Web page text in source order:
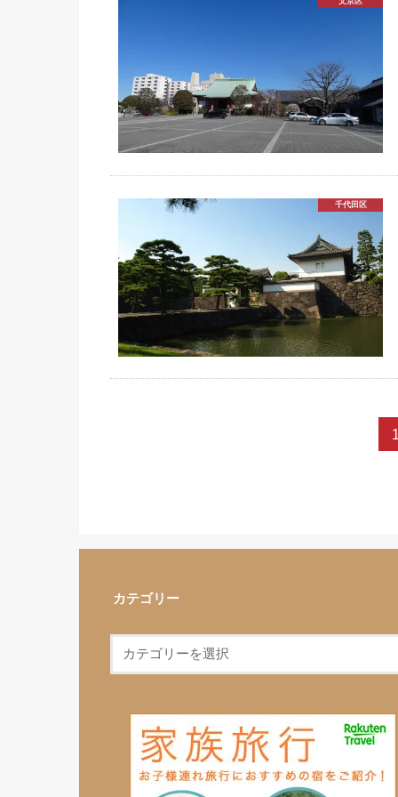
千代田区
カテゴリー